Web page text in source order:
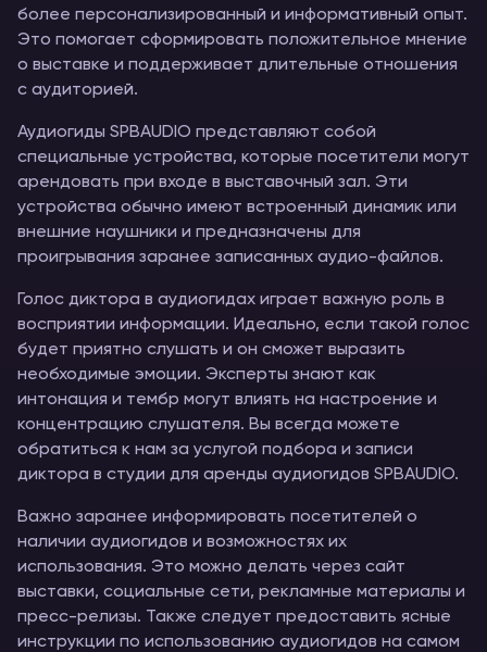
более персонализированный и информативный опыт.
Это помогает сформировать положительное мнение
о выставке и поддерживает длительные отношения
с аудиторией.
Аудиогиды SPBAUDIO представляют собой
специальные устройства, которые посетители могут
арендовать при входе в выставочный зал. Эти
устройства обычно имеют встроенный динамик или
внешние наушники и предназначены для
проигрывания заранее записанных аудио-файлов.
Голос диктора в аудиогидах играет важную роль в
восприятии информации. Идеально, если такой голос
будет приятно слушать и он сможет выразить
необходимые эмоции. Эксперты знают как
интонация и тембр могут влиять на настроение и
концентрацию слушателя. Вы всегда можете
обратиться к нам за услугой подбора и записи
диктора в студии для аренды аудиогидов SPBAUDIO.
Важно заранее информировать посетителей о
наличии аудиогидов и возможностях их
использования. Это можно делать через сайт
выставки, социальные сети, рекламные материалы и
пресс-релизы. Также следует предоставить ясные
инструкции по использованию аудиогидов на самом